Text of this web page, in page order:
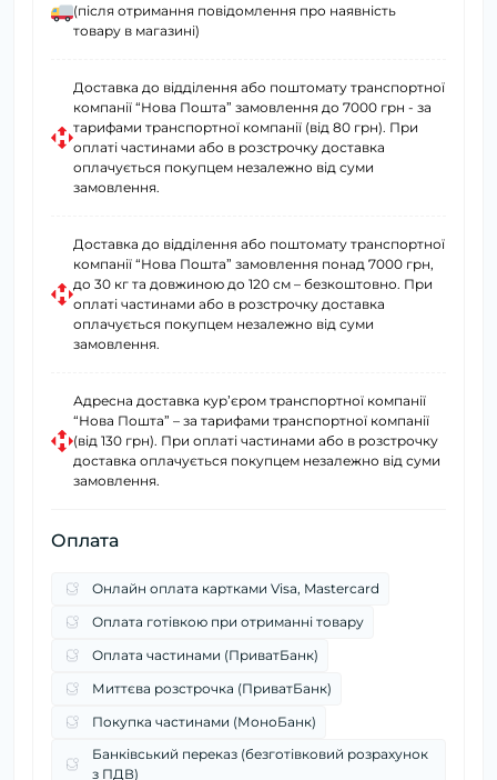
(після отримання повідомлення про наявність
товару в магазині)
Доставка до відділення або поштомату транспортної
компанії “Нова Пошта” замовлення до 7000 грн - за
тарифами транспортної компанії (від 80 грн). При
оплаті частинами або в розстрочку доставка
оплачується покупцем незалежно від суми
замовлення.
Доставка до відділення або поштомату транспортної
компанії “Нова Пошта” замовлення понад 7000 грн,
до 30 кг та довжиною до 120 см – безкоштовно. При
оплаті частинами або в розстрочку доставка
оплачується покупцем незалежно від суми
замовлення.
Адресна доставка курʼєром транспортної компанії
“Нова Пошта” – за тарифами транспортної компанії
(від 130 грн). При оплаті частинами або в розстрочку
доставка оплачується покупцем незалежно від суми
замовлення.
Оплата
Онлайн оплата картками Visa, Mastercard
Оплата готівкою при отриманні товару
Оплата частинами (ПриватБанк)
Миттєва розстрочка (ПриватБанк)
Покупка частинами (МоноБанк)
Банківський переказ (безготівковий розрахунок
з ПДВ)